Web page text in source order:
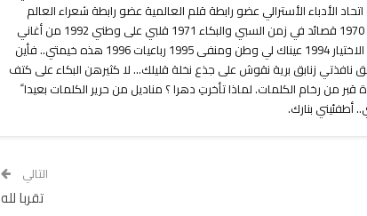
الأدباء الأسترالي عضو رابطة قلم العالمية عضو رابطة شعراء العالم
صدرت له دواوين عده منها: عيناك دنيا 1970 قصائد في زمن السبي والبكاء 1971 قلبي على وطني 1992 من أغاني
المشرد 1993 جرح باتساع الوطن 1994 الاختيار 1994 عيناك لي وطن ومنفى 1995 رباعيات 1996 هذه خيمتي.. فأين
الأفق نافذتي زنابق برية نقوش على جذع نخلة قليلك... لا كثيرهن البكاء على كتف
من رخام الكلمات. لماذا تأخرتِ دهرا ؟ مناديل من حرير الكلمات بعيدا
أطفئيني بنارك.
التالي
تقربا لله